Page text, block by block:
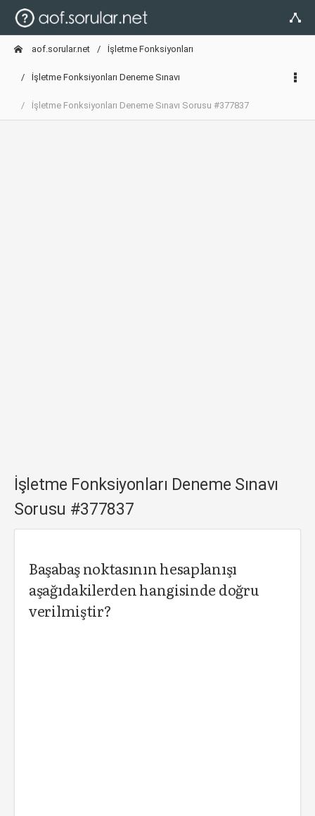
aof.sorular.net İşletme Fonksiyonları
İşletme Fonksiyonları Deneme Sınavı
İşletme Fonksiyonları Deneme Sınavı Sorusu #377837
İşletme Fonksiyonları Deneme Sınavı
Sorusu #377837
Başabaş noktasının hesaplanışı
aşağıdakilerden hangisinde doğru
verilmiştir?